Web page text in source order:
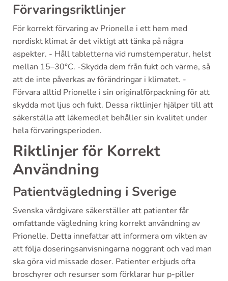
Förvaringsriktlinjer
För korrekt förvaring av Prionelle i ett hem med
nordiskt klimat är det viktigt att tänka på några
aspekter. - Håll tabletterna vid rumstemperatur, helst
mellan 15–30°C. -Skydda dem från fukt och värme, så
att de inte påverkas av förändringar i klimatet. -
Förvara alltid Prionelle i sin originalförpackning för att
skydda mot ljus och fukt. Dessa riktlinjer hjälper till att
säkerställa att läkemedlet behåller sin kvalitet under
hela förvaringsperioden.
Riktlinjer för Korrekt
Användning
Patientvägledning i Sverige
Svenska vårdgivare säkerställer att patienter får
omfattande vägledning kring korrekt användning av
Prionelle. Detta innefattar att informera om vikten av
att följa doseringsanvisningarna noggrant och vad man
ska göra vid missade doser. Patienter erbjuds ofta
broschyrer och resurser som förklarar hur p-piller